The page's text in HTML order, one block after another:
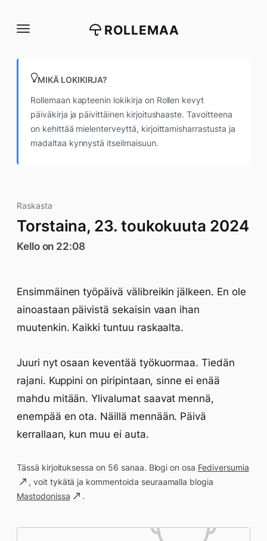
suoraan
ROLLEMAA
MIKÄ LOKIKIRJA?
Rollemaan kapteenin lokikirja on Rollen kevyt
päiväkirja ja päivittäinen kirjoitushaaste. Tavoitteena
on kehittää mielenterveyttä, kirjoittamisharrastusta ja
madaltaa kynnystä itseilmaisuun.
Raskasta
Torstaina, 23. toukokuuta 2024
Kello on 22:08
Ensimmäinen työpäivä välibreikin jälkeen. En ole
ainoastaan päivistä sekaisin vaan ihan
muutenkin. Kaikki tuntuu raskaalta.
Juuri nyt osaan keventää työkuormaa. Tiedän
rajani. Kuppini on piripintaan, sinne ei enää
mahdu mitään. Ylivalumat saavat mennä,
enempää en ota. Näillä mennään. Päivä
kerrallaan, kun muu ei auta.
Tässä kirjoituksessa on 56 sanaa. Blogi on osa Fediversumia
, voit tykätä ja kommentoida seuraamalla blogia
Mastodonissa
.